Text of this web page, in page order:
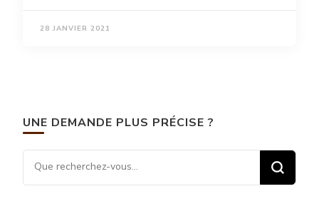
28 JANVIER 2021
UNE DEMANDE PLUS PRÉCISE ?
Vous recherchiez quelque
chose ?